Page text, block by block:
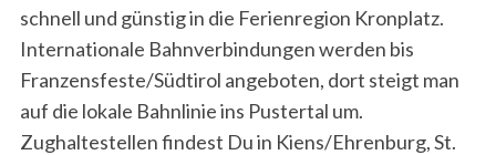
schnell und günstig in die Ferienregion Kronplatz.
Internationale Bahnverbindungen werden bis
Franzensfeste/Südtirol angeboten, dort steigt man
auf die lokale Bahnlinie ins Pustertal um.
Zughaltestellen findest Du in Kiens/Ehrenburg, St.